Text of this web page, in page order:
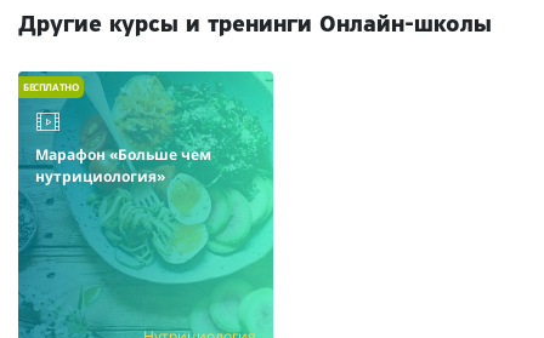
Другие курсы и тренинги Онлайн-школы
БЕСПЛАТНО
Марафон «Больше чем
нутрициология»